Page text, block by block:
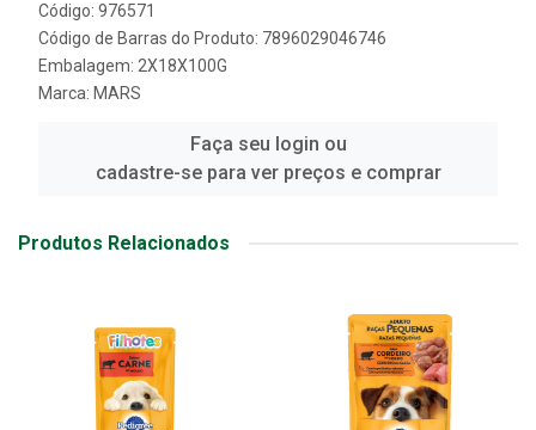
Código: 976571
Código de Barras do Produto: 7896029046746
Embalagem: 2X18X100G
Marca: MARS
Faça seu login ou
cadastre-se para ver preços e comprar
Produtos Relacionados